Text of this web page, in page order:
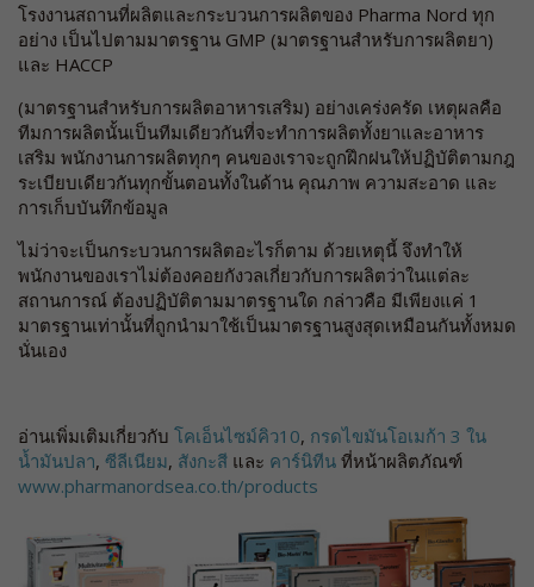
โรงงานสถานที่ผลิตและกระบวนการผลิตของ Pharma Nord ทุก
อย่าง เป็นไปตามมาตรฐาน GMP (มาตรฐานสำหรับการผลิตยา)
และ HACCP
(มาตรฐานสำหรับการผลิตอาหารเสริม) อย่างเคร่งครัด เหตุผลคือ
ทีมการผลิตนั้นเป็นทีมเดียวกันที่จะทำการผลิตทั้งยาและอาหาร
เสริม พนักงานการผลิตทุกๆ คนของเราจะถูกฝึกฝนให้ปฏิบัติตามกฎ
ระเบียบเดียวกันทุกขั้นตอนทั้งในด้าน คุณภาพ ความสะอาด และ
การเก็บบันทึกข้อมูล
ไม่ว่าจะเป็นกระบวนการผลิตอะไรก็ตาม ด้วยเหตุนี้ จึงทำให้
พนักงานของเราไม่ต้องคอยกังวลเกี่ยวกับการผลิตว่าในแต่ละ
สถานการณ์ ต้องปฏิบัติตามมาตรฐานใด กล่าวคือ มีเพียงแค่ 1
มาตรฐานเท่านั้นที่ถูกนำมาใช้เป็นมาตรฐานสูงสุดเหมือนกันทั้งหมด
นั่นเอง
อ่านเพิ่มเติมเกี่ยวกับ โคเอ็นไซม์คิว10, กรดไขมันโอเมก้า 3 ใน
น้ำมันปลา, ซีลีเนียม, สังกะสี และ คาร์นิทีน ที่หน้าผลิตภัณฑ์
www.pharmanordsea.co.th/products